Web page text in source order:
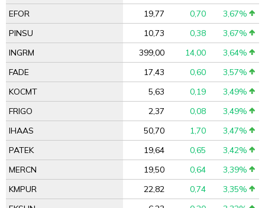
EFOR
19,77 0,70
3,67%
PINSU
10,73 0,38
3,67%
INGRM
399,00 14,00
3,64%
FADE
17,43 0,60
3,57%
KOCMT
5,63 0,19
3,49%
FRIGO
2,37 0,08
3,49%
IHAAS
50,70 1,70
3,47%
PATEK
19,64 0,65
3,42%
MERCN
19,50 0,64
3,39%
KMPUR
22,82 0,74
3,35%